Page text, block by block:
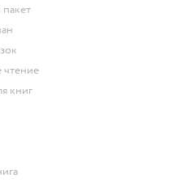
пакет
чтение
книг